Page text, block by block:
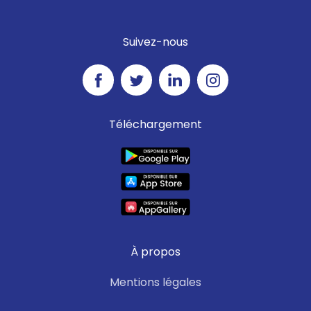
Suivez-nous
Téléchargement
À propos
Mentions légales